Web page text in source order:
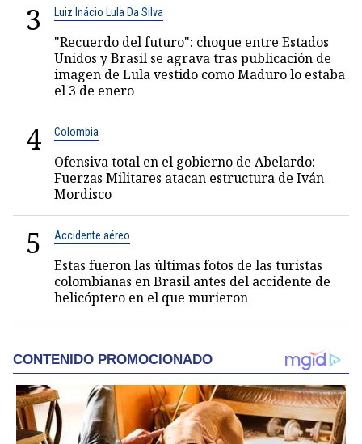
3 Luiz Inácio Lula Da Silva
"Recuerdo del futuro": choque entre Estados
Unidos y Brasil se agrava tras publicación de
imagen de Lula vestido como Maduro lo estaba
el 3 de enero
4 Colombia
Ofensiva total en el gobierno de Abelardo:
Fuerzas Militares atacan estructura de Iván
Mordisco
5 Accidente aéreo
Estas fueron las últimas fotos de las turistas
colombianas en Brasil antes del accidente de
helicóptero en el que murieron